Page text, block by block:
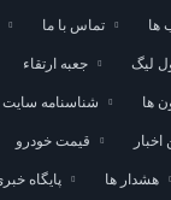
ها تماس با ما
لیگ جعبه ارتقاء
ها شناسنامه سایت
قیمت خودرو
هشدار ها پایگاه